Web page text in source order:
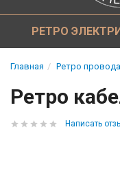
РЕТРО
Главная Ретро провода
Ретро
Написать